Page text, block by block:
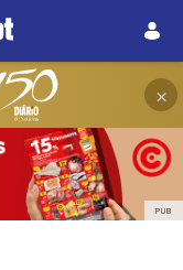
×
PUB